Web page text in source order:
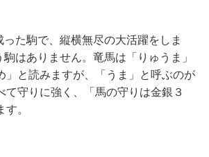
た駒で、縦横無尽の大活躍をしま
はありません。竜馬は「りゅうま」
」と読みますが、「うま」と呼ぶのが
て守りに強く、「馬の守りは金銀３
。